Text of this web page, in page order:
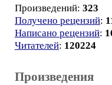
Произведений: 323
Получено рецензий:
Написано рецензий:
Читателей: 120224
Произведения